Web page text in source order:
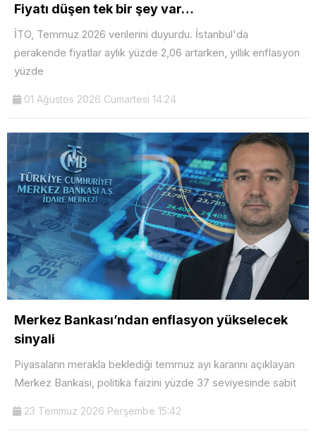
Fiyatı düşen tek bir şey var…
İTO, Temmuz 2026 verilerini duyurdu. İstanbul'da
perakende fiyatlar aylık yüzde 2,06 artarken, yıllık enflasyon
yüzde
01 Ağustos 2026 Cumartesi 14:24
Merkez Bankası’ndan enflasyon yükselecek
sinyali
Piyasaların merakla beklediği temmuz ayı kararını açıklayan
Merkez Bankası, politika faizini yüzde 37 seviyesinde sabit
23 Temmuz 2026 Perşembe 15:42